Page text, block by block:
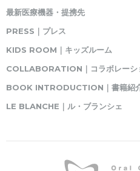
最新医療機器・提携先
PRESS｜プレス
KIDS ROOM｜キッズルーム
COLLABORATION｜コラボレーシ
BOOK INTRODUCTION｜書籍紹
LE BLANCHE｜ル・ブランシェ